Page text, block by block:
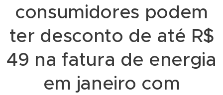
consumidores podem
ter desconto de até R$
49 na fatura de energia
em janeiro com